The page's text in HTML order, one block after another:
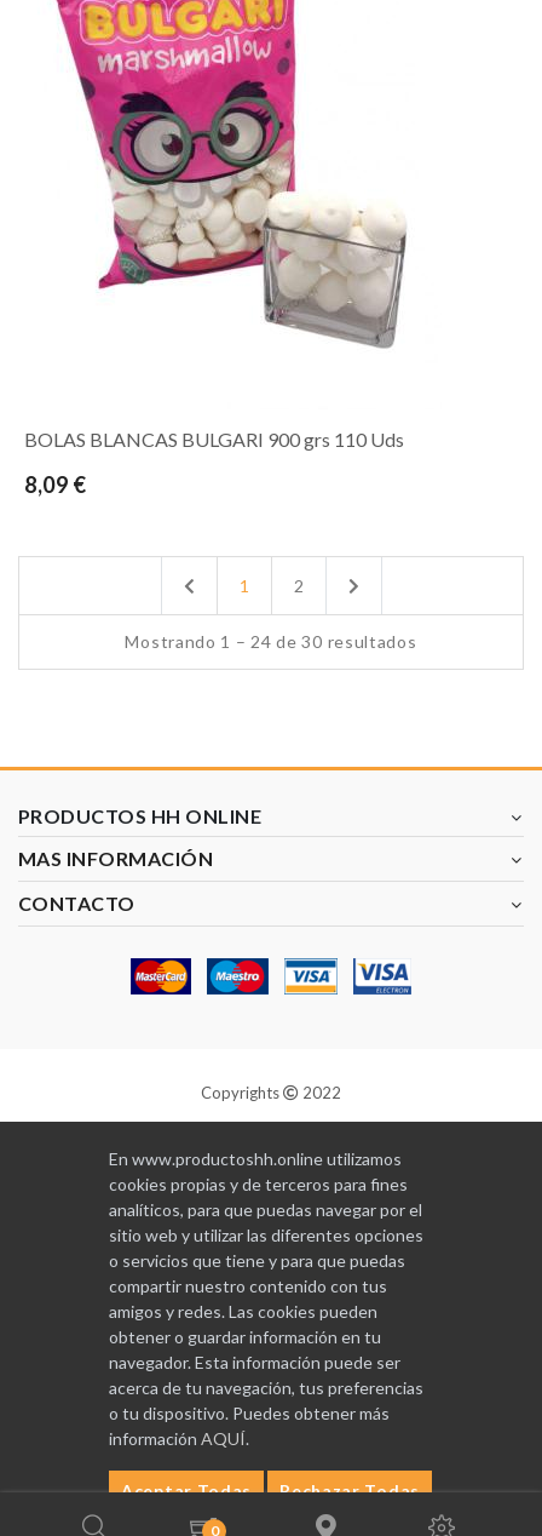
0
BOLAS BLANCAS BULGARI 900 grs 110 Uds
8,09 €
Previous
1 2 Next
Mostrando 1 – 24 de 30 resultados
PRODUCTOS HH ONLINE
MAS INFORMACIÓN
CONTACTO
Copyrights 2022
Diseñado y programado porGABALA
En www.productoshh.online utilizamos
cookies propias y de terceros para fines
analíticos, para que puedas navegar por el
sitio web y utilizar las diferentes opciones
o servicios que tiene y para que puedas
compartir nuestro contenido con tus
amigos y redes. Las cookies pueden
obtener o guardar información en tu
navegador. Esta información puede ser
acerca de tu navegación, tus preferencias
o tu dispositivo. Puedes obtener más
información AQUÍ.
Aceptar Todas
Rechazar Todas
Configurar